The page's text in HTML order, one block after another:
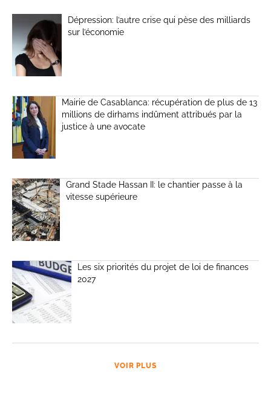
Dépression: l’autre crise qui pèse des milliards
sur l’économie
Mairie de Casablanca: récupération de plus de 13
millions de dirhams indûment attribués par la
justice à une avocate
Grand Stade Hassan II: le chantier passe à la
vitesse supérieure
Les six priorités du projet de loi de finances
2027
VOIR PLUS